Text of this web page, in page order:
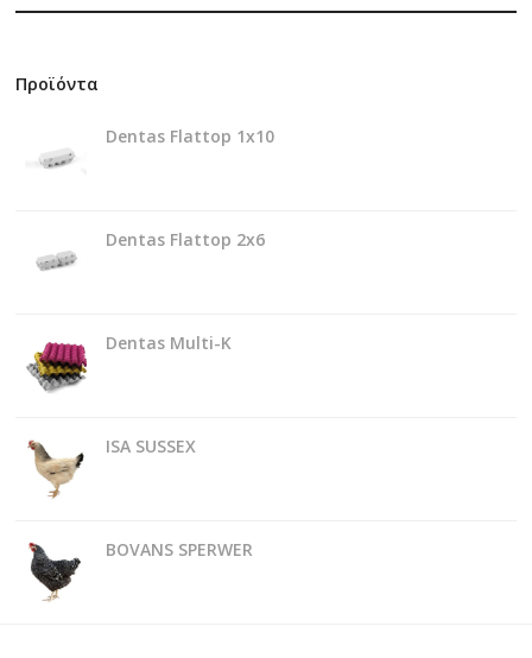
Προϊόντα
Dentas Flattop 1x10
Dentas Flattop 2x6
Dentas Multi-K
ISA SUSSEX
BOVANS SPERWER